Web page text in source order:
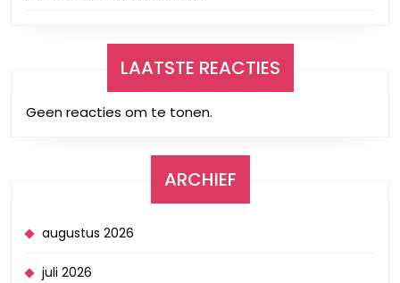
LAATSTE REACTIES
Geen reacties om te tonen.
ARCHIEF
augustus 2026
juli 2026